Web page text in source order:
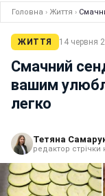
Головна › Життя ›
ЖИТТЯ 14 червня
Смачний
вашим
легко
Тетяна
редактор стрічки